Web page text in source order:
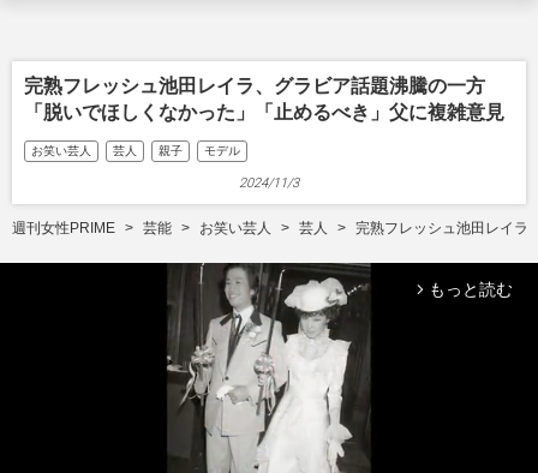
完熟フレッシュ池田レイラ、グラビア話題沸騰の一方
「脱いでほしくなかった」「止めるべき」父に複雑意見
お笑い芸人 芸人 親子 モデル
2024/11/3
週刊女性PRIME 芸能 お笑い芸人 芸人 完熟フレッシュ池田レイラ
arrow_forward_ios もっと読む